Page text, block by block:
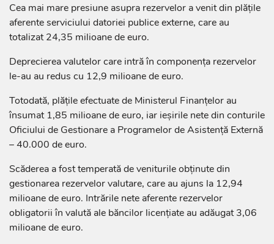
Cea mai mare presiune asupra rezervelor a venit din plățile
aferente serviciului datoriei publice externe, care au
totalizat 24,35 milioane de euro.
Deprecierea valutelor care intră în componența rezervelor
le-au au redus cu 12,9 milioane de euro.
Totodată, plățile efectuate de Ministerul Finanțelor au
însumat 1,85 milioane de euro, iar ieșirile nete din conturile
Oficiului de Gestionare a Programelor de Asistență Externă
– 40.000 de euro.
Scăderea a fost temperată de veniturile obținute din
gestionarea rezervelor valutare, care au ajuns la 12,94
milioane de euro. Intrările nete aferente rezervelor
obligatorii în valută ale băncilor licențiate au adăugat 3,06
milioane de euro.